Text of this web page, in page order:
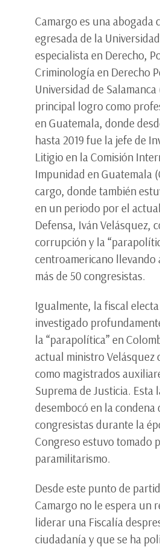
Camargo es una abogada
egresada de la
especialista en Derecho,
Criminología en Derecho
Universidad de Salamanca
principal logro como
en Guatemala, donde
hasta 2019 fue la jefe de
Litigio en la Comisión
Impunidad en Guatemala
cargo, donde también
en un periodo por el
Defensa, Iván Velásquez,
corrupción y la
centroamericano llevando
más de 50 congresistas.
Igualmente, la fiscal
investigado
la “parapolítica” en
actual ministro Velásquez
como magistrados
Suprema de Justicia. Esta
desembocó en la condena
congresistas durante la
Congreso estuvo tomado
paramilitarismo.
Desde este punto de
Camargo no le espera un
liderar una Fiscalía
ciudadanía y que se ha